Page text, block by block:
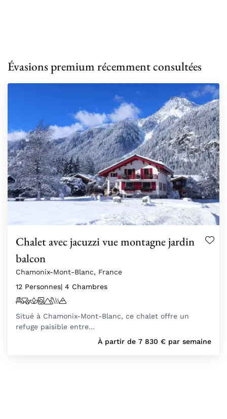
Évasions premium récemment consultées
Chalet avec jacuzzi vue montagne jardin
balcon
Chamonix-Mont-Blanc, France
12 Personnes| 4 Chambres
Situé à Chamonix-Mont-Blanc, ce chalet offre un
refuge paisible entre…
À partir de 7 830 € par semaine